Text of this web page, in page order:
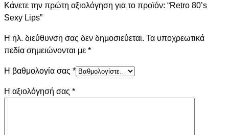
Κάνετε την πρώτη αξιολόγηση για το προϊόν: “Retro 80’s
Sexy Lips”
Η ηλ. διεύθυνση σας δεν δημοσιεύεται. Τα υποχρεωτικά
πεδία σημειώνονται με *
Η βαθμολογία σας *
Η αξιολόγησή σας *